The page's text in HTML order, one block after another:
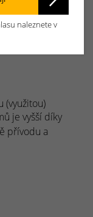
(využitou)
je vyšší díky
přívodu a
naleznete v